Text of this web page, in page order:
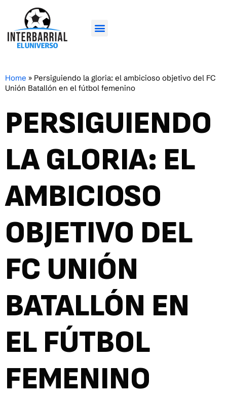
Home » Persiguiendo la gloria: el ambicioso objetivo del FC
Unión Batallón en el fútbol femenino
PERSIGUIENDO
LA GLORIA: EL
AMBICIOSO
OBJETIVO DEL
FC UNIÓN
BATALLÓN EN
EL FÚTBOL
FEMENINO